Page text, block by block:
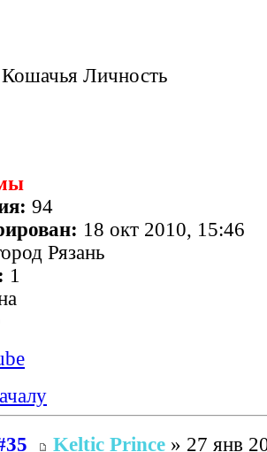
Личность
94
18 окт 2010, 15:46
Рязань
1
Keltic Prince » 27 янв